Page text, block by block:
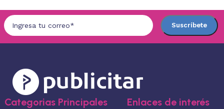
Categorias Principales Enlaces de interés